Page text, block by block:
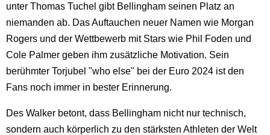
unter Thomas Tuchel gibt Bellingham seinen Platz an
niemanden ab. Das Auftauchen neuer Namen wie Morgan
Rogers und der Wettbewerb mit Stars wie Phil Foden und
Cole Palmer geben ihm zusätzliche Motivation. Sein
berühmter Torjubel "who else" bei der Euro 2024 ist den
Fans noch immer in bester Erinnerung.
Des Walker betont, dass Bellingham nicht nur technisch,
sondern auch körperlich zu den stärksten Athleten der Welt